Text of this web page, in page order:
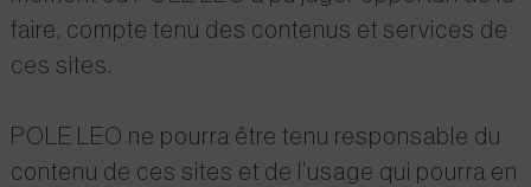
faire, compte tenu des contenus et services de
ces sites.
POLE LEO ne pourra être tenu responsable du
contenu de ces sites et de l’usage qui pourra en